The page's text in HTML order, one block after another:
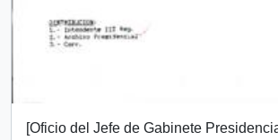
[Oficio del Jefe de Gabinete